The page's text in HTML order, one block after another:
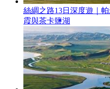
絲綢之路13日深度遊｜
霞與茶卡鹽湖